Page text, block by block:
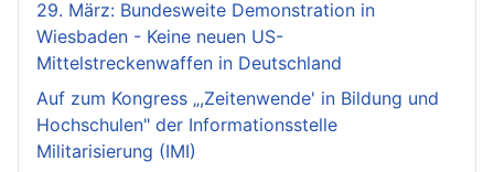
29. März: Bundesweite Demonstration in
Wiesbaden - Keine neuen US-
Mittelstreckenwaffen in Deutschland
Auf zum Kongress „,Zeitenwende' in Bildung und
Hochschulen" der Informationsstelle
Militarisierung (IMI)